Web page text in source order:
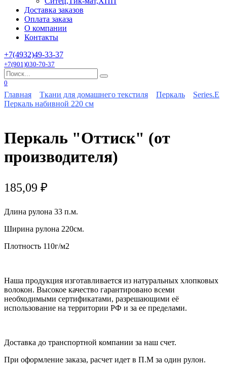
Доставка заказов
Оплата заказа
О компании
Контакты
+7(4932)49-33-37
+7(901)030-70-37
Search
for:
0
Главная Ткани для домашнего текстиля Перкаль
Series.E
Перкаль набивной 220 см
Перкаль "Оттиск" (от
производителя)
185,09 ₽
Длина рулона 33 п.м.
Ширина рулона 220см.
Плотность 110г/м2
Наша продукция изготавливается из натуральных хлопковых
волокон. Высокое качество гарантировано всеми
необходимыми сертификатами, разрешающими её
использование на территории РФ и за ее пределами.
Доставка до транспортной компании за наш счет.
При оформление заказа, расчет идет в П.М за один рулон.